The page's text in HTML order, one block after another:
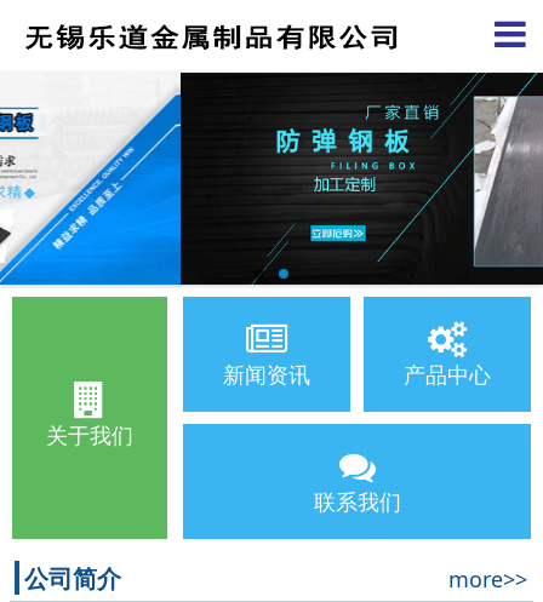
关于我们
新闻资讯 产品中心
联系我们
公司简介 more>>